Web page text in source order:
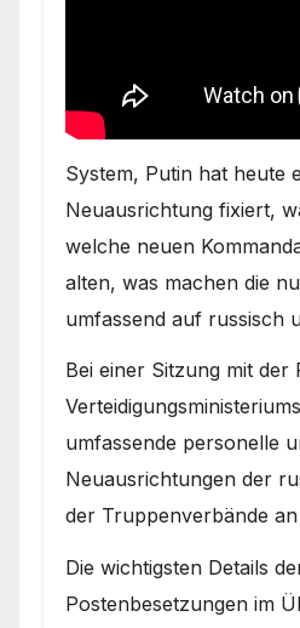
System, Putin hat heute
Neuausrichtung fixiert,
welche neuen
alten, was machen die
umfassend auf russisch
Bei einer Sitzung mit
umfassende personelle
Neuausrichtungen der
der Truppenverbände
Die wichtigsten Details
Postenbesetzungen im